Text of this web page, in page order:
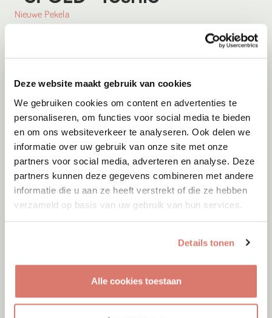
Deze website maakt gebruik van cookies
We gebruiken cookies om content en advertenties te
personaliseren, om functies voor social media te bieden
en om ons websiteverkeer te analyseren. Ook delen we
informatie over uw gebruik van onze site met onze
partners voor social media, adverteren en analyse. Deze
partners kunnen deze gegevens combineren met andere
informatie die u aan ze heeft verstrekt of die ze hebben
verzameld op basis van uw gebruik van hun services.
Details tonen
Alle cookies toestaan
Nieuwe Pekela